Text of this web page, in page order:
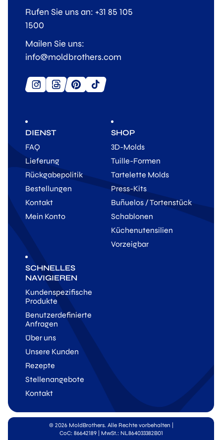
DIENST
FAQ
Lieferung
Rückgabepolitik
Bestellungen
Kontakt
Mein Konto
SHOP
3D-Molds
Tuille-Formen
Tartelette Molds
Press-Kits
Buñuelos / Tortenstück
Schablonen
Küchenutensilien
Vorzeigbar
SCHNELLES
NAVIGIEREN
Kundenspezifische
Produkte
Benutzerdefinierte
Anfragen
Über uns
Unsere Kunden
Rezepte
Stellenangebote
Kontakt
Rufen Sie uns an: +31 85 105
1500
Mailen Sie uns:
info@moldbrothers.com
© 2026 MoldBrothers. Alle Rechte vorbehalten
CoC: 86642189 | MwSt.: NL864033382B01